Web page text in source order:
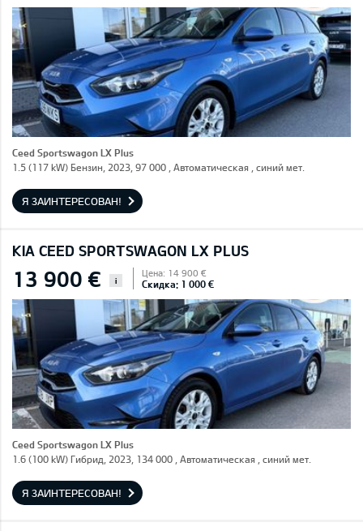
Ceed Sportswagon LX Plus
1.5 (117 kW) Бензин, 2023, 97 000 , Автоматическая , синий мет.
Я ЗАИНТЕРЕСОВАН!
KIA CEED SPORTSWAGON LX PLUS
13 900 € i
Цена: 14 900 €
Скидка: 1 000 €
Ceed Sportswagon LX Plus
1.6 (100 kW) Гибрид, 2023, 134 000 , Автоматическая , синий мет.
Я ЗАИНТЕРЕСОВАН!